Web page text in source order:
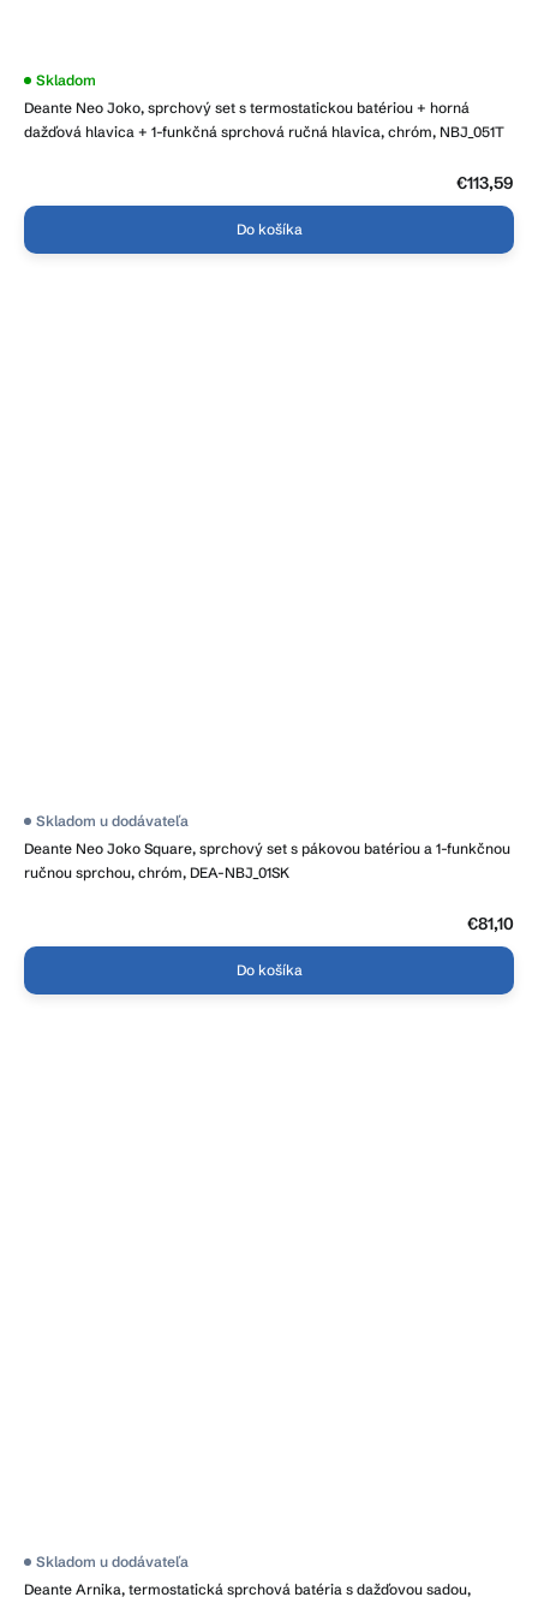
Deante Neo Joko, sprchový set s termostatickou batériou + horná
dažďová hlavica + 1-funkčná sprchová ručná hlavica, chróm, NBJ_051T
Priemerné
produktu
je
Skladom
€113,59
Do košíka
Deante Neo Joko Square, sprchový set s pákovou batériou a 1-funkčnou
ručnou sprchou, chróm, DEA-NBJ_01SK
Skladom u dodávateľa
€81,10
Do košíka
Deante Arnika, termostatická sprchová batéria s dažďovou sadou,
Skladom u dodávateľa